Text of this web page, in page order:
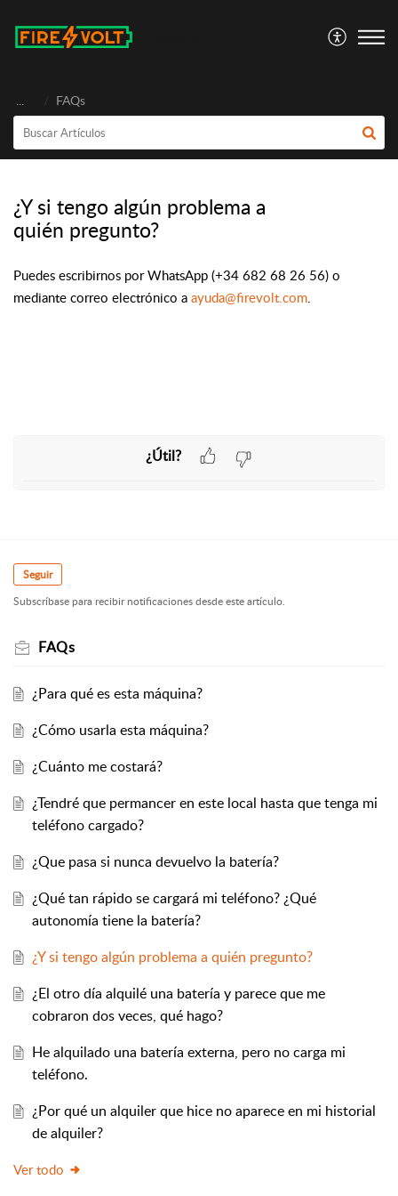
... FAQs
¿Y si tengo algún problema a
quién pregunto?
Puedes escribirnos por WhatsApp (+34 682 68 26 56) o
mediante correo electrónico a ayuda@firevolt.com.
¿Útil?
Seguir
Subscríbase para recibir notificaciones desde este artículo.
FAQs
¿Para qué es esta máquina?
¿Cómo usarla esta máquina?
¿Cuánto me costará?
¿Tendré que permancer en este local hasta que tenga mi
teléfono cargado?
¿Que pasa si nunca devuelvo la batería?
¿Qué tan rápido se cargará mi teléfono? ¿Qué
autonomía tiene la batería?
¿Y si tengo algún problema a quién pregunto?
¿El otro día alquilé una batería y parece que me
cobraron dos veces, qué hago?
He alquilado una batería externa, pero no carga mi
teléfono.
¿Por qué un alquiler que hice no aparece en mi historial
de alquiler?
Ver todo